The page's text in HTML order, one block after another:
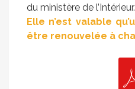
du ministère de l’Intérieur.
Elle n’est valable
être renouvelée à